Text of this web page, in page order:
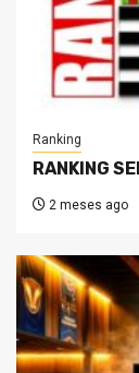
Ranking
RANKING
2 meses ago